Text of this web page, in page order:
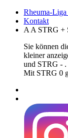
Rheuma-Liga
Kontakt
A A STRG +
Sie können
kleiner
und STRG - .
Mit STRG 0